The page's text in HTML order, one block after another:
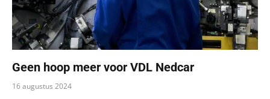
Geen hoop meer voor VDL Nedcar
16 augustus 2024